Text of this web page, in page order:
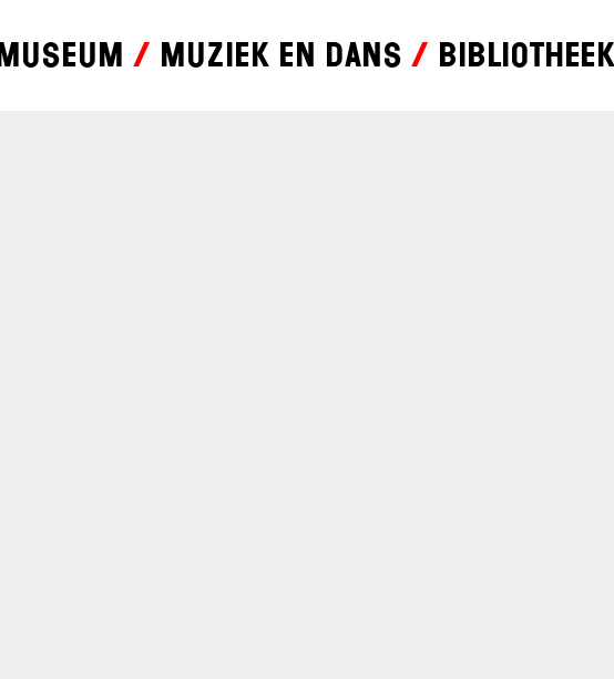
Museum Muziek en dans Bibliotheek